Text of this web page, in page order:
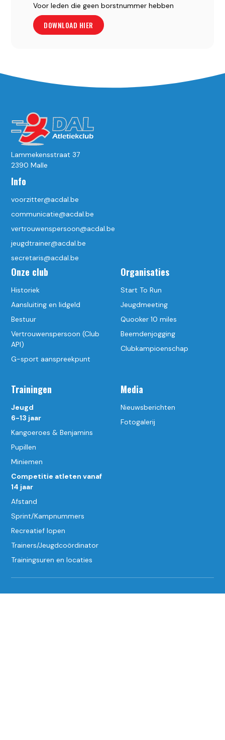
Voor leden die geen borstnummer hebben
DOWNLOAD HIER
Lammekensstraat 37
2390 Malle
Info
voorzitter@acdal.be
communicatie@acdal.be
vertrouwenspersoon@acdal.be
jeugdtrainer@acdal.be
secretaris@acdal.be
Onze club
Historiek
Aansluiting en lidgeld
Bestuur
Vertrouwenspersoon (Club
API)
G-sport aanspreekpunt
Trainingen
Jeugd
6-13 jaar
Kangoeroes & Benjamins
Pupillen
Miniemen
Competitie atleten vanaf
14 jaar
Afstand
Sprint/Kampnummers
Recreatief lopen
Trainers/Jeugdcoördinator
Trainingsuren en locaties
Organisaties
Start To Run
Jeugdmeeting
Quooker 10 miles
Beemdenjogging
Clubkampioenschap
Media
Nieuwsberichten
Fotogalerij